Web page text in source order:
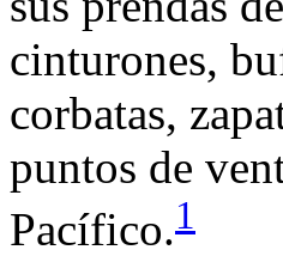
cinturones,
corbatas,
puntos de
Pacífico.1